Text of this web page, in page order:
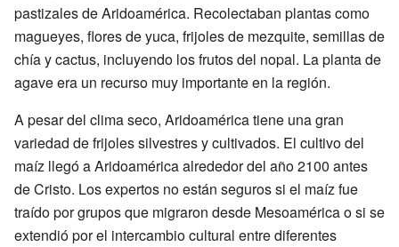
pastizales de Aridoamérica. Recolectaban plantas como
magueyes, flores de yuca, frijoles de mezquite, semillas de
chía y cactus, incluyendo los frutos del nopal. La planta de
agave era un recurso muy importante en la región.
A pesar del clima seco, Aridoamérica tiene una gran
variedad de frijoles silvestres y cultivados. El cultivo del
maíz llegó a Aridoamérica alrededor del año 2100 antes
de Cristo. Los expertos no están seguros si el maíz fue
traído por grupos que migraron desde Mesoamérica o si se
extendió por el intercambio cultural entre diferentes